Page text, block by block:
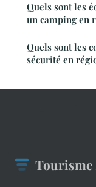
Quels sont les
un camping en
Quels sont les
sécurité en
Tourisme